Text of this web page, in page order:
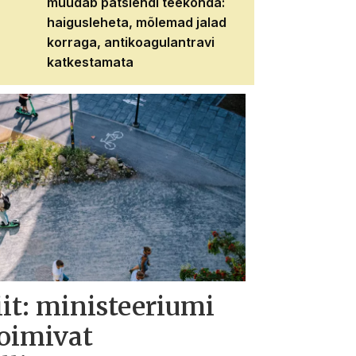
haigusleheta, mõlemad jalad
korraga, antikoagulantravi
katkestamata
ministeeriumi